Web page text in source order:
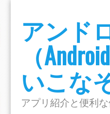
アンド
（
いこな
アプリ紹介と便利